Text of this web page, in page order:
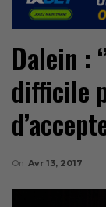
Dalein :
difficile
On Avr 13, 2017